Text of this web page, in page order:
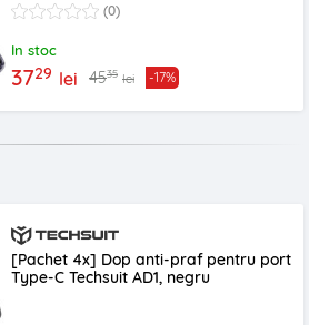
(0)
In stoc
3729 lei 4535 lei -17%
[Pachet 4x] Dop anti-praf pentru port
Type-C Techsuit AD1, negru